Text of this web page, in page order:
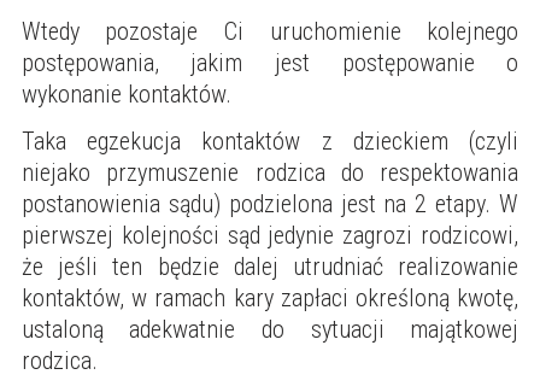
Wtedy pozostaje Ci uruchomienie kolejnego
postępowania, jakim jest postępowanie o
wykonanie kontaktów.
Taka egzekucja kontaktów z dzieckiem (czyli
niejako przymuszenie rodzica do respektowania
postanowienia sądu) podzielona jest na 2 etapy. W
pierwszej kolejności sąd jedynie zagrozi rodzicowi,
że jeśli ten będzie dalej utrudniać realizowanie
kontaktów, w ramach kary zapłaci określoną kwotę,
ustaloną adekwatnie do sytuacji majątkowej
rodzica.